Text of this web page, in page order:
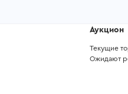
Аукцион
Текущие
Ожидают